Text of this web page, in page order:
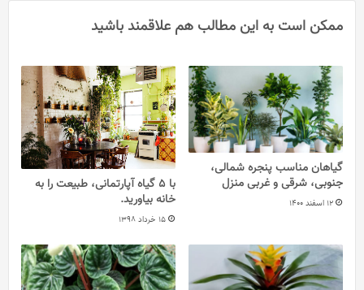
ممکن است به این مطالب هم علاقمند باشید
گیاهان مناسب پنجره شمالی،
جنوبی، شرقی و غربی منزل
12 اسفند 1400
با 5 گیاه آپارتمانی، طبیعت را به
خانه بیاورید.
15 خرداد 1398